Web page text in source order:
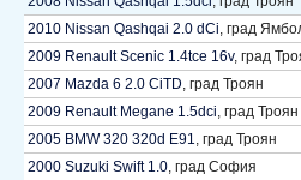
2010 Nissan Qashqai 2.0 dCi, град
2009 Renault Scenic 1.4tce 16v, град
2007 Mazda 6 2.0 CiTD, град Троян
2009 Renault Megane 1.5dci, град Троян
2005 BMW 320 320d E91, град Троян
2000 Suzuki Swift 1.0, град София